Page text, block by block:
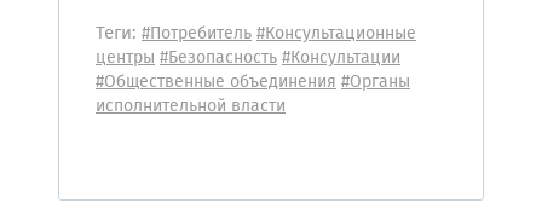
Теги: #Потребитель#Консультационные
центры#Безопасность#Консультации
#Общественные объединения#Органы
исполнительной власти